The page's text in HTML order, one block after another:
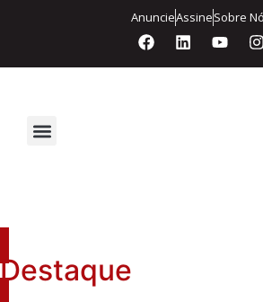
AnuncieAssineSobre
Destaque